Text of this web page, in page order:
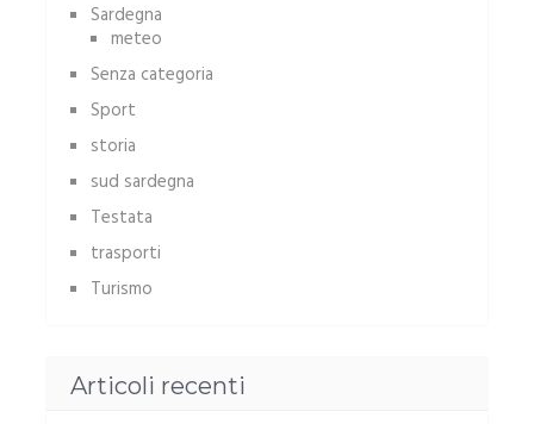
Sardegna
meteo
Senza categoria
Sport
storia
sud sardegna
Testata
trasporti
Turismo
Articoli recenti